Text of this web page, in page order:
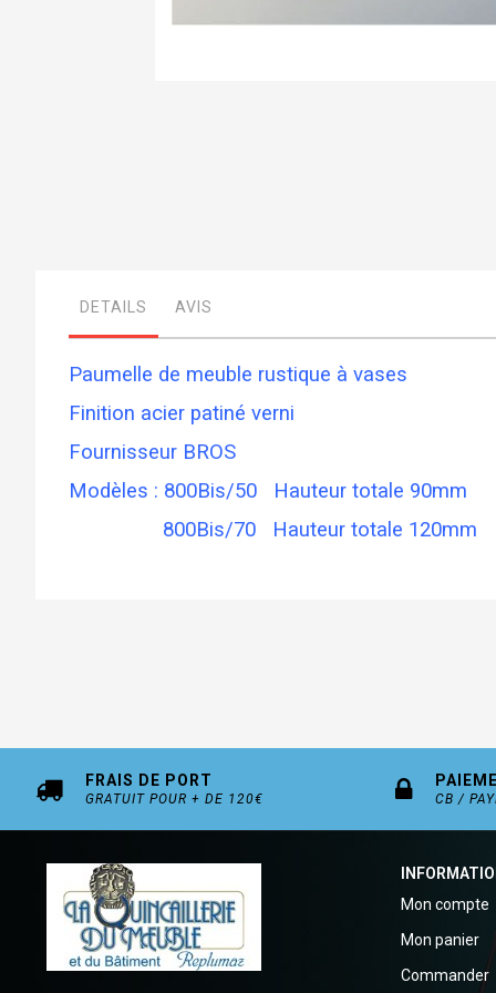
DETAILS
Paumelle de meuble rustique à vases
Finition acier patiné verni
Fournisseur BROS
Modèles : 800Bis/50 Hauteur totale 90mm
800Bis/70 Hauteur totale 120mm
AVIS
FRAIS DE PORT
GRATUIT POUR + DE 120€ CB /
Mon compte
Mon panier
Commander